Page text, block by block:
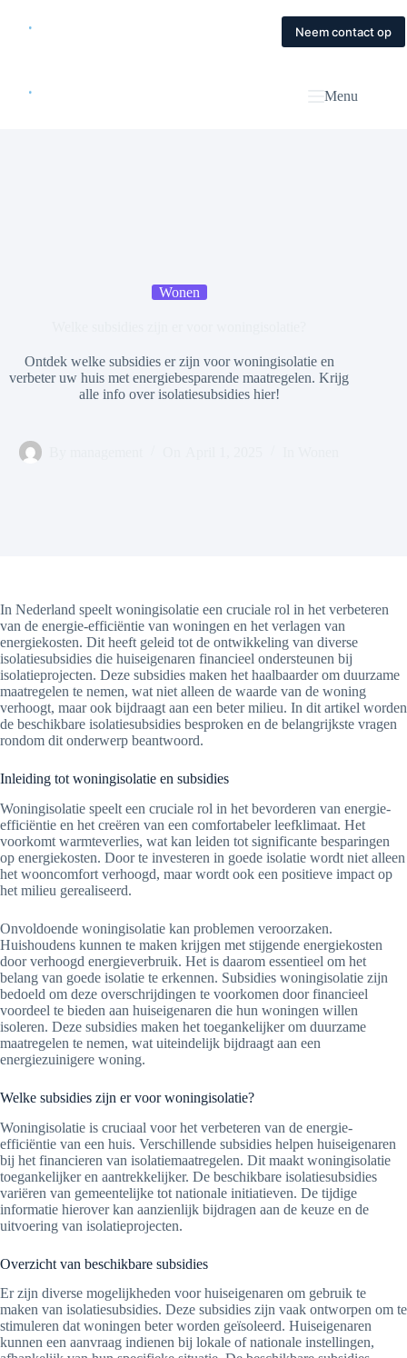
Contact
Neem contact op
Menu
Wonen
Ontdek welke subsidies er zijn voor woningisolatie en
verbeter uw huis met energiebesparende maatregelen. Krijg
alle info over isolatiesubsidies hier!
In Nederland speelt woningisolatie een cruciale rol in het verbeteren
van de energie-efficiëntie van woningen en het verlagen van
energiekosten. Dit heeft geleid tot de ontwikkeling van diverse
isolatiesubsidies die huiseigenaren financieel ondersteunen bij
isolatieprojecten. Deze subsidies maken het haalbaarder om duurzame
maatregelen te nemen, wat niet alleen de waarde van de woning
verhoogt, maar ook bijdraagt aan een beter milieu. In dit artikel worden
de beschikbare isolatiesubsidies besproken en de belangrijkste vragen
rondom dit onderwerp beantwoord.
Inleiding tot woningisolatie en subsidies
Woningisolatie speelt een cruciale rol in het bevorderen van energie-
efficiëntie en het creëren van een comfortabeler leefklimaat. Het
voorkomt warmteverlies, wat kan leiden tot significante besparingen
op energiekosten. Door te investeren in goede isolatie wordt niet alleen
het wooncomfort verhoogd, maar wordt ook een positieve impact op
het milieu gerealiseerd.
Onvoldoende woningisolatie kan problemen veroorzaken.
Huishoudens kunnen te maken krijgen met stijgende energiekosten
door verhoogd energieverbruik. Het is daarom essentieel om het
belang van goede isolatie te erkennen. Subsidies woningisolatie zijn
bedoeld om deze overschrijdingen te voorkomen door financieel
voordeel te bieden aan huiseigenaren die hun woningen willen
isoleren. Deze subsidies maken het toegankelijker om duurzame
maatregelen te nemen, wat uiteindelijk bijdraagt aan een
energiezuinigere woning.
Welke subsidies zijn er voor woningisolatie?
Woningisolatie is cruciaal voor het verbeteren van de energie-
efficiëntie van een huis. Verschillende subsidies helpen huiseigenaren
bij het financieren van isolatiemaatregelen. Dit maakt woningisolatie
toegankelijker en aantrekkelijker. De beschikbare isolatiesubsidies
variëren van gemeentelijke tot nationale initiatieven. De tijdige
informatie hierover kan aanzienlijk bijdragen aan de keuze en de
uitvoering van isolatieprojecten.
Overzicht van beschikbare subsidies
Er zijn diverse mogelijkheden voor huiseigenaren om gebruik te
maken van isolatiesubsidies. Deze subsidies zijn vaak ontworpen om te
stimuleren dat woningen beter worden geïsoleerd. Huiseigenaren
kunnen een aanvraag indienen bij lokale of nationale instellingen,